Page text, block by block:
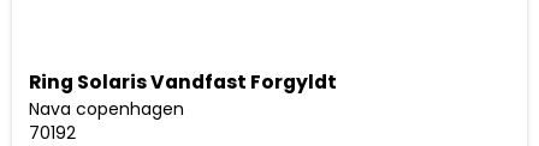
Ring Solaris Vandfast Forgyldt
Nava copenhagen
70192